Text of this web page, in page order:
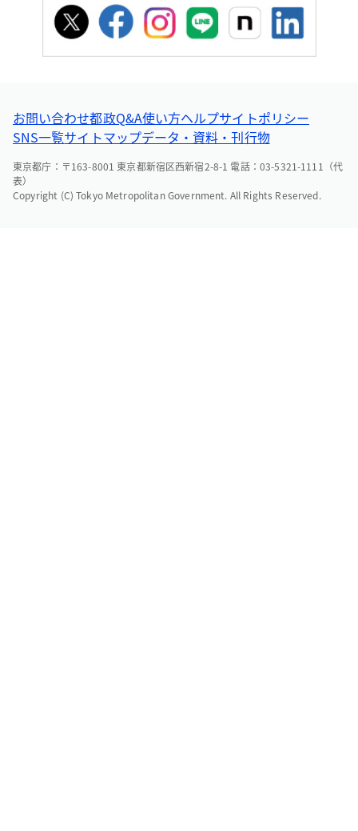
お問い合わせ都政Q&A使い方ヘルプサイトポリシー
SNS一覧サイトマップデータ・資料・刊行物
東京都庁：〒163-8001 東京都新宿区西新宿2-8-1 電話：03-5321-1111（代
表）
Copyright (C) Tokyo Metropolitan Government. All Rights Reserved.